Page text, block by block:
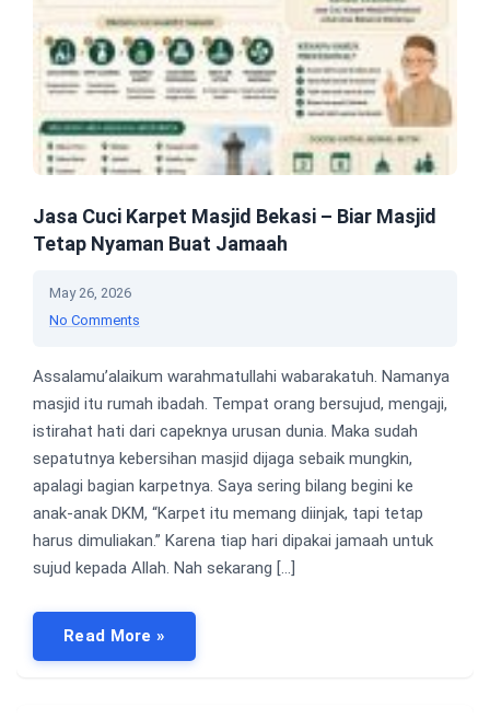
Jasa Cuci Karpet Masjid Bekasi – Biar Masjid
Tetap Nyaman Buat Jamaah
May 26, 2026
No Comments
Assalamu’alaikum warahmatullahi wabarakatuh. Namanya
masjid itu rumah ibadah. Tempat orang bersujud, mengaji,
istirahat hati dari capeknya urusan dunia. Maka sudah
sepatutnya kebersihan masjid dijaga sebaik mungkin,
apalagi bagian karpetnya. Saya sering bilang begini ke
anak-anak DKM, “Karpet itu memang diinjak, tapi tetap
harus dimuliakan.” Karena tiap hari dipakai jamaah untuk
sujud kepada Allah. Nah sekarang […]
Read More »